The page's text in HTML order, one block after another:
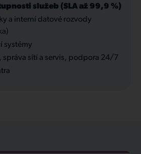
služeb (SLA až 99,9 %)
a interní datové rozvody
systémy
správa sítí a servis, podpora 24/7